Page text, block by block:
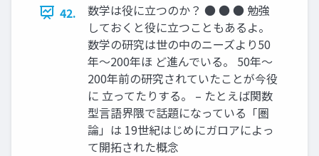
42.
数学は役に立つのか？ ● ● ● 勉強
しておくと役に立つこともあるよ。
数学の研究は世の中のニーズより50
年〜200年ほ ど進んでいる。 50年〜
200年前の研究されていたことが今役
に 立ってたりする。 – たとえば関数
型言語界隈で話題になっている「圏
論」は 19世紀はじめにガロアによっ
て開拓された概念